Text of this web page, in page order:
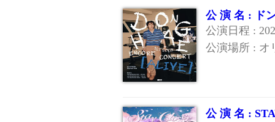
公 演 名 : ド
公演日程 :
公演場所 : オ
公 演 名 :